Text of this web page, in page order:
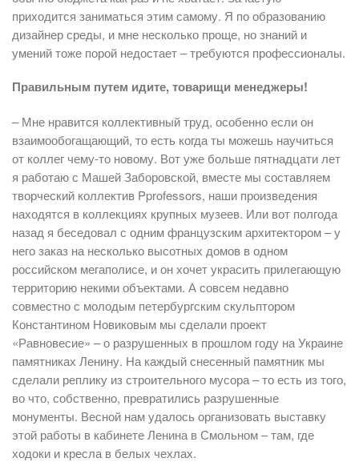
приходится заниматься этим самому. Я по образованию
дизайнер среды, и мне несколько проще, но знаний и
умений тоже порой недостает – требуются профессионалы.
Правильным путем идите, товарищи менеджеры!
– Мне нравится коллективный труд, особенно если он
взаимообогащающий, то есть когда ты можешь научиться
от коллег чему-то новому. Вот уже больше пятнадцати лет
я работаю с Машей Заборовской, вместе мы составляем
творческий коллектив Pprofessors, наши произведения
находятся в коллекциях крупных музеев. Или вот полгода
назад я беседовал с одним французским архитектором – у
него заказ на несколько высотных домов в одном
российском мегаполисе, и он хочет украсить прилегающую
территорию некими объектами. А совсем недавно
совместно с молодым петербургским скульптором
Константином Новиковым мы сделали проект
«Равновесие» – о разрушенных в прошлом году на Украине
памятниках Ленину. На каждый снесенный памятник мы
сделали реплику из строительного мусора – то есть из того,
во что, собственно, превратились разрушенные
монументы. Весной нам удалось организовать выставку
этой работы в кабинете Ленина в Смольном – там, где
ходоки и кресла в белых чехлах.